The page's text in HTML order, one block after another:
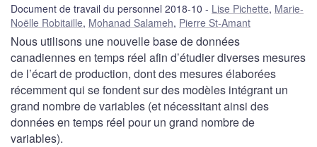
Document de travail du personnel 2018-10 Lise Pichette, Marie-
Noëlle Robitaille, Mohanad Salameh, Pierre St-Amant
Nous utilisons une nouvelle base de données
canadiennes en temps réel afin d’étudier diverses mesures
de l’écart de production, dont des mesures élaborées
récemment qui se fondent sur des modèles intégrant un
grand nombre de variables (et nécessitant ainsi des
données en temps réel pour un grand nombre de
variables).